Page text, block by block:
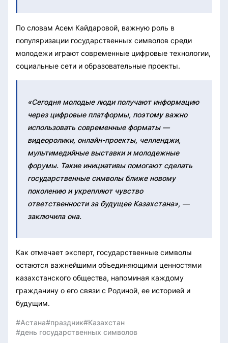
По словам Асем Кайдаровой, важную роль в
популяризации государственных символов среди
молодежи играют современные цифровые технологии,
социальные сети и образовательные проекты.
«Сегодня молодые люди получают информацию
через цифровые платформы, поэтому важно
использовать современные форматы —
видеоролики, онлайн-проекты, челленджи,
мультимедийные выставки и молодежные
форумы. Такие инициативы помогают сделать
государственные символы ближе новому
поколению и укрепляют чувство
ответственности за будущее Казахстана», —
заключила она.
Как отмечает эксперт, государственные символы
остаются важнейшими объединяющими ценностями
казахстанского общества, напоминая каждому
гражданину о его связи с Родиной, ее историей и
будущим.
#Астана#праздник#Казахстан
#день государственных символов